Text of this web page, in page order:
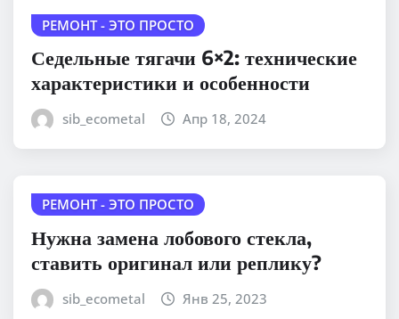
РЕМОНТ - ЭТО ПРОСТО
Седельные тягачи 6×2: технические
характеристики и особенности
sib_ecometal Апр 18, 2024
РЕМОНТ - ЭТО ПРОСТО
Нужна замена лобового стекла,
ставить оригинал или реплику?
sib_ecometal Янв 25, 2023